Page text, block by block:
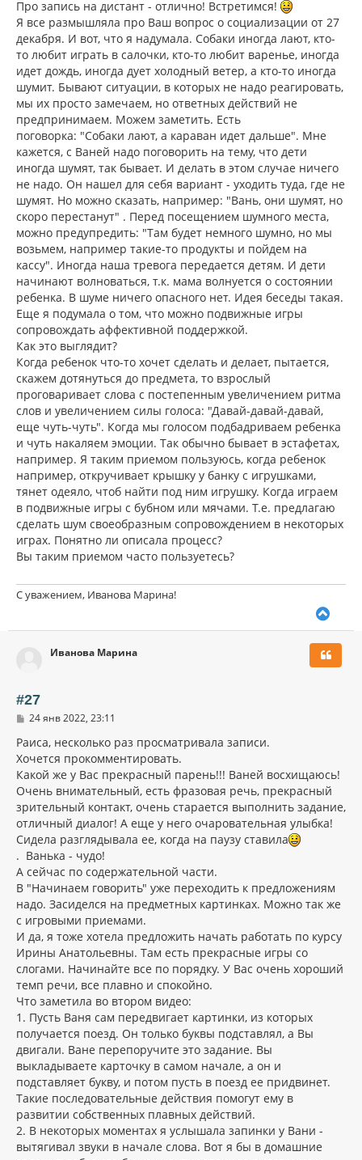
ч
а
л
у
щ
е
н
и
е
Про запись на дистант - отлично! Встретимся!
Я все размышляла про Ваш вопрос о социализации от 27
декабря. И вот, что я надумала. Собаки иногда лают, кто-
то любит играть в салочки, кто-то любит варенье, иногда
идет дождь, иногда дует холодный ветер, а кто-то иногда
шумит. Бывают ситуации, в которых не надо реагировать,
мы их просто замечаем, но ответных действий не
предпринимаем. Можем заметить. Есть
поговорка: "Собаки лают, а караван идет дальше". Мне
кажется, с Ваней надо поговорить на тему, что дети
иногда шумят, так бывает. И делать в этом случае ничего
не надо. Он нашел для себя вариант - уходить туда, где не
шумят. Но можно сказать, например: "Вань, они шумят, но
скоро перестанут" . Перед посещением шумного места,
можно предупредить: "Там будет немного шумно, но мы
возьмем, например такие-то продукты и пойдем на
кассу". Иногда наша тревога передается детям. И дети
начинают волноваться, т.к. мама волнуется о состоянии
ребенка. В шуме ничего опасного нет. Идея беседы такая.
Еще я подумала о том, что можно подвижные игры
сопровождать аффективной поддержкой.
Как это выглядит?
Когда ребенок что-то хочет сделать и делает, пытается,
скажем дотянуться до предмета, то взрослый
проговаривает слова с постепенным увеличением ритма
слов и увеличением силы голоса: "Давай-давай-давай,
еще чуть-чуть". Когда мы голосом подбадриваем ребенка
и чуть накаляем эмоции. Так обычно бывает в эстафетах,
например. Я таким приемом пользуюсь, когда ребенок
например, откручивает крышку у банку с игрушками,
тянет одеяло, чтоб найти под ним игрушку. Когда играем
в подвижные игры с бубном или мячами. Т.е. предлагаю
сделать шум своеобразным сопровождением в некоторых
играх. Понятно ли описала процесс?
Вы таким приемом часто пользуетесь?
С уважением, Иванова Марина!
у
ч
л
Иванова Марина
#27
С
о
б
щ
е
н
и
е
24 янв 2022, 23:11
Раиса, несколько раз просматривала записи.
Хочется прокомментировать.
Какой же у Вас прекрасный парень!!! Ваней восхищаюсь!
Очень внимательный, есть фразовая речь, прекрасный
зрительный контакт, очень старается выполнить задание,
отличный диалог! А еще у него очаровательная улыбка!
Сидела разглядывала ее, когда на паузу ставила
. Ванька - чудо!
А сейчас по содержательной части.
В "Начинаем говорить" уже переходить к предложениям
надо. Засиделся на предметных картинках. Можно так же
с игровыми приемами.
И да, я тоже хотела предложить начать работать по курсу
Ирины Анатольевны. Там есть прекрасные игры со
слогами. Начинайте все по порядку. У Вас очень хороший
темп речи, все плавно и спокойно.
Что заметила во втором видео:
1. Пусть Ваня сам передвигает картинки, из которых
получается поезд. Он только буквы подставлял, а Вы
двигали. Ване перепоручите это задание. Вы
выкладываете карточку в самом начале, а он и
подставляет букву, и потом пусть в поезд ее придвинет.
Такие последовательные действия помогут ему в
развитии собственных плавных действий.
2. В некоторых моментах я услышала запинки у Вани -
вытягивал звуки в начале слова. Вот я бы в домашние